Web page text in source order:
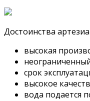
Достоинства
высокая
срок
высокое
вода подается